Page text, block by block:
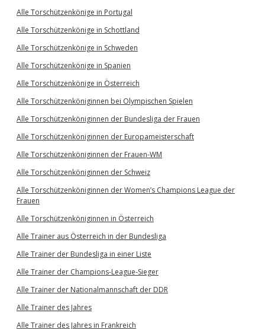
Alle Torschützenkönige in Portugal
Alle Torschützenkönige in Schottland
Alle Torschützenkönige in Schweden
Alle Torschützenkönige in Spanien
Alle Torschützenkönige in Österreich
Alle Torschützenköniginnen bei Olympischen Spielen
Alle Torschützenköniginnen der Bundesliga der Frauen
Alle Torschützenköniginnen der Europameisterschaft
Alle Torschützenköniginnen der Frauen-WM
Alle Torschützenköniginnen der Schweiz
Alle Torschützenköniginnen der Women’s Champions League der
Frauen
Alle Torschützenköniginnen in Österreich
Alle Trainer aus Österreich in der Bundesliga
Alle Trainer der Bundesliga in einer Liste
Alle Trainer der Champions-League-Sieger
Alle Trainer der Nationalmannschaft der DDR
Alle Trainer des Jahres
Alle Trainer des Jahres in Frankreich